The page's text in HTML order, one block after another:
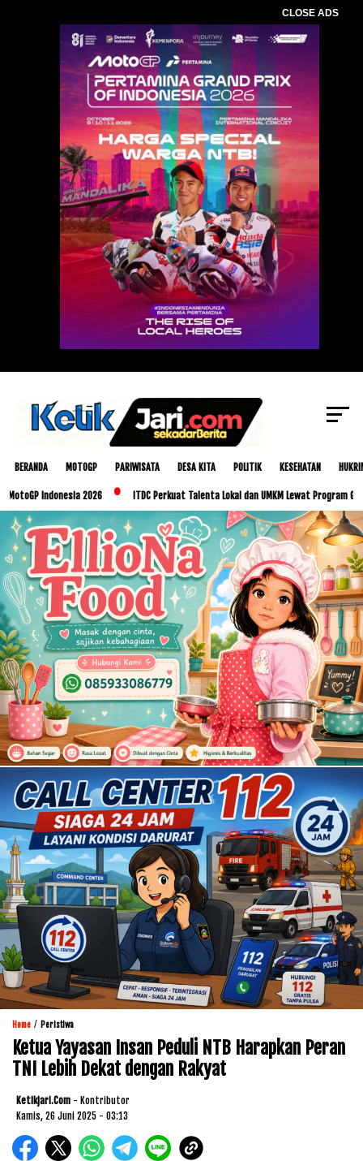
CLOSE ADS
BERANDA MOTOGP PARIWISATA DESA KITA POLITIK KESEHATAN
Indonesia 2026 ITDC Perkuat Talenta Lokal dan UMKM Lewat Program Glorious
Home / Peristiwa
Ketua Yayasan Insan Peduli NTB Harapkan Peran
TNI Lebih Dekat dengan Rakyat
Ketikjari.com - Kontributor
Kamis, 26 Juni 2025 - 03:13